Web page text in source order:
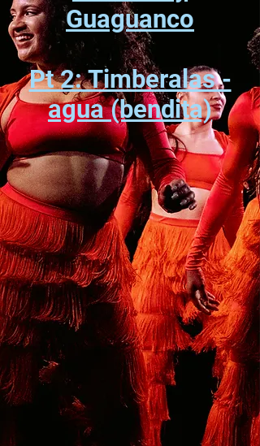
Guaguanco
Pt 2: Timberalas -
agua (bendita)